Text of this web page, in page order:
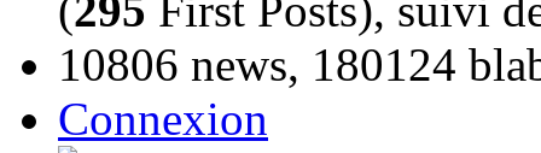
10806 news, 180124
Connexion